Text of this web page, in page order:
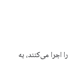
که اندروید ۱۲ یا بالاتر را اجرا می‌کنند، به